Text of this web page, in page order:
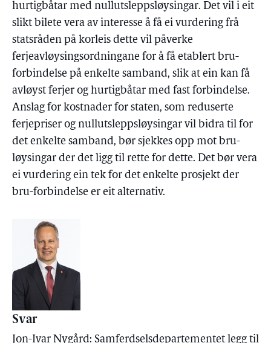
hurtigbåtar med nullutsleppsløysingar. Det vil i eit
slikt bilete vera av interesse å få ei vurdering frå
statsråden på korleis dette vil påverke
ferjeavløysingsordningane for å få etablert bru-
forbindelse på enkelte samband, slik at ein kan få
avløyst ferjer og hurtigbåtar med fast forbindelse.
Anslag for kostnader for staten, som reduserte
ferjepriser og nullutsleppsløysingar vil bidra til for
det enkelte samband, bør sjekkes opp mot bru-
løysingar der det ligg til rette for dette. Det bør vera
ei vurdering ein tek for det enkelte prosjekt der
bru-forbindelse er eit alternativ.
Svar
Jon-Ivar Nygård: Samferdselsdepartementet legg til